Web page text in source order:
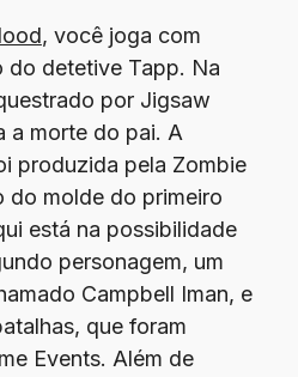
, você joga com
do detetive Tapp. Na
por Jigsaw
a morte do pai. A
produzida pela Zombie
do molde do primeiro
está na possibilidade
personagem, um
Campbell Iman, e
que foram
Events. Além de